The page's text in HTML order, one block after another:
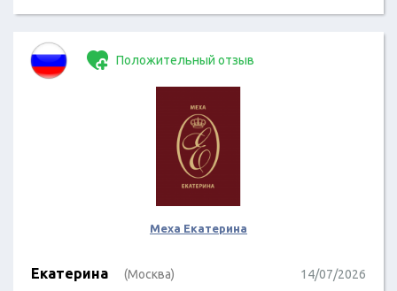
Положительный отзыв
Меха Екатерина
Екатерина (Москва)
14/07/2026